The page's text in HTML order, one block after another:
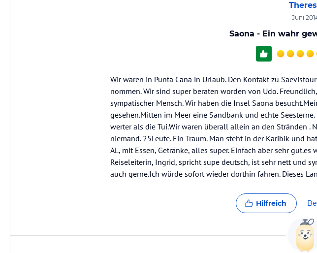
Juni
Saona - Ein wahr
Wir waren in Punta Cana in Urlaub. Den Kontakt zu
nommen. Wir sind super beraten worden von Udo.
sympatischer Mensch. Wir haben die Insel Saona
gesehen.Mitten im Meer eine Sandbank und echte
werter als die Tui.Wir waren überall allein an den Stränden .
niemand. 25Leute. Ein Traum. Man steht in der Karibik und
AL, mit Essen, Getränke, alles super. Einfach aber sehr
Reiseleiterin, Ingrid, spricht supe deutsch, ist sehr nett und
auch gerne.Ich würde sofort wieder dorthin fahren. Dieses
Hilfreich